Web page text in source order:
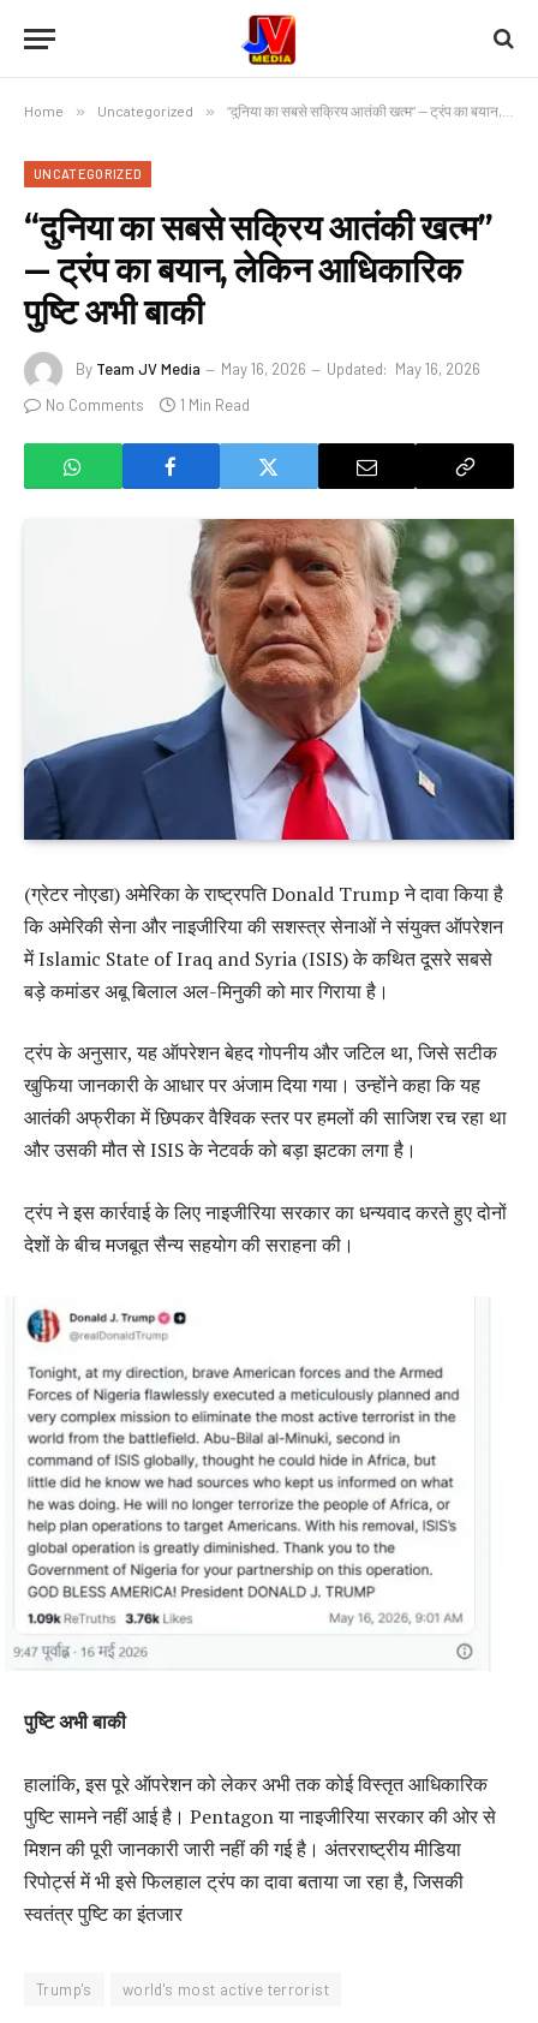
Home » Uncategorized » “दुनिया का सबसे सक्रिय आतंकी खत्म” — ट्रंप का बयान, लेकिन आधिकारिक पुष्टि अभी बाकी
UNCATEGORIZED
“दुनिया का सबसे सक्रिय आतंकी खत्म”
— ट्रंप का बयान, लेकिन आधिकारिक
पुष्टि अभी बाकी
By Team JV Media May 16, 2026 Updated: May 16, 2026
No Comments
1 Min Read
(ग्रेटर नोएडा) अमेरिका के राष्ट्रपति Donald Trump ने दावा किया है
कि अमेरिकी सेना और नाइजीरिया की सशस्त्र सेनाओं ने संयुक्त ऑपरेशन
में Islamic State of Iraq and Syria (ISIS) के कथित दूसरे सबसे
बड़े कमांडर अबू बिलाल अल-मिनुकी को मार गिराया है।
ट्रंप के अनुसार, यह ऑपरेशन बेहद गोपनीय और जटिल था, जिसे सटीक
खुफिया जानकारी के आधार पर अंजाम दिया गया। उन्होंने कहा कि यह
आतंकी अफ्रीका में छिपकर वैश्विक स्तर पर हमलों की साजिश रच रहा था
और उसकी मौत से ISIS के नेटवर्क को बड़ा झटका लगा है।
ट्रंप ने इस कार्रवाई के लिए नाइजीरिया सरकार का धन्यवाद करते हुए दोनों
देशों के बीच मजबूत सैन्य सहयोग की सराहना की।
पुष्टि अभी बाकी
हालांकि, इस पूरे ऑपरेशन को लेकर अभी तक कोई विस्तृत आधिकारिक
पुष्टि सामने नहीं आई है। Pentagon या नाइजीरिया सरकार की ओर से
मिशन की पूरी जानकारी जारी नहीं की गई है। अंतरराष्ट्रीय मीडिया
रिपोर्ट्स में भी इसे फिलहाल ट्रंप का दावा बताया जा रहा है, जिसकी
स्वतंत्र पुष्टि का इंतजार
Trump's world's most active terrorist